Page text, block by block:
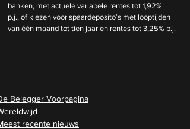
banken, met actuele variabele rentes tot 1,92%
p.j., of kiezen voor spaardeposito’s met looptijden
van één maand tot tien jaar en rentes tot 3,25% p.j.
Belegger Voorpagina
recente nieuws